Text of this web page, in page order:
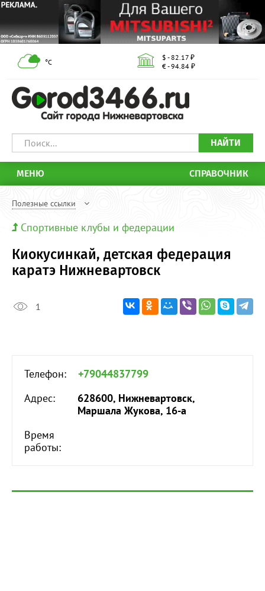
°С
$ - 82.17 ₽
€ - 94.84 ₽
НАЙТИ
МЕНЮ СПРАВОЧНИК
Полезные ссылки
Спортивные клубы и федерации
Киокусинкай, детская федерация
каратэ Нижневартовск
1
Телефон:
+79044837799
Адрес:
628600, Нижневартовск,
Маршала Жукова, 16-а
Время
работы: